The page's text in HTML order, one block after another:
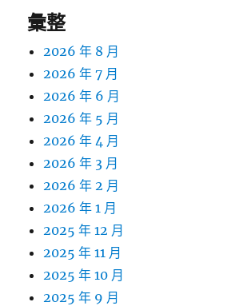
彙整
2026 年 8 月
2026 年 7 月
2026 年 6 月
2026 年 5 月
2026 年 4 月
2026 年 3 月
2026 年 2 月
2026 年 1 月
2025 年 12 月
2025 年 11 月
2025 年 10 月
2025 年 9 月